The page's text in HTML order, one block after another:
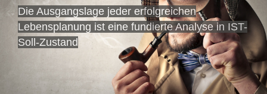
Die Ausgangslage jeder erfolgreichen
Lebensplanung ist eine fundierte Analyse in IST-
Soll-Zustand